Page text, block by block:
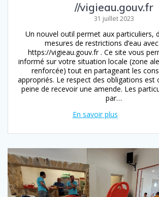
//vigieau.gouv.fr
31 juillet 2023
Un nouvel outil permet aux particuliers,
mesures de restrictions d’eau
https://vigieau.gouv.fr . Ce site vous
informé sur votre situation locale (zone
renforcée) tout en partageant les
appropriés. Le respect des obligations est
peine de recevoir une amende. Les
par…